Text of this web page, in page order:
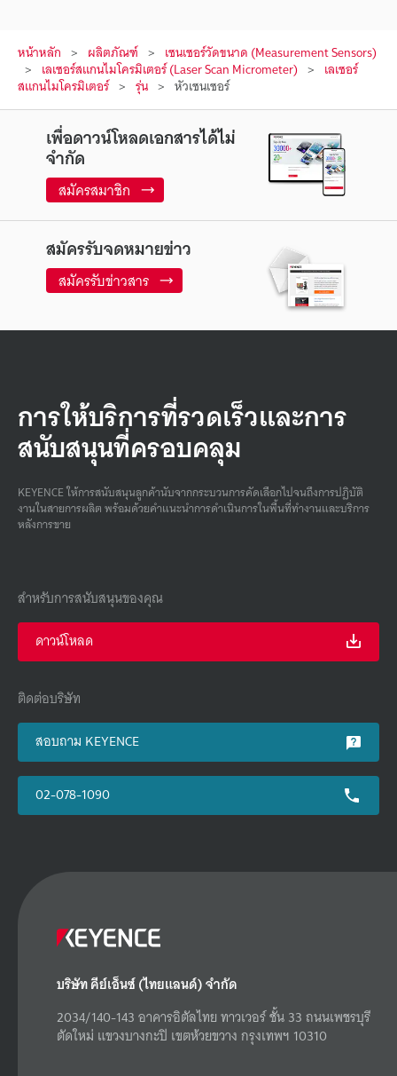
หน้าหลัก ผลิตภัณฑ์ เซนเซอร์วัดขนาด (Measurement Sensors)
เลเซอร์สแกนไมโครมิเตอร์ (Laser Scan Micrometer) เลเซอร์
สแกนไมโครมิเตอร์ รุ่น หัวเซนเซอร์
เพื่อดาวน์โหลดเอกสารได้ไม่
จำกัด
สมัครสมาชิก
สมัครรับจดหมายข่าว
สมัครรับข่าวสาร
การให้บริการที่รวดเร็วและการ
สนับสนุนที่ครอบคลุม
KEYENCE ให้การสนับสนุนลูกค้านับจากกระบวนการคัดเลือกไปจนถึงการปฏิบัติ
งานในสายการผลิต พร้อมด้วยคําแนะนําการดําเนินการในพื้นที่ทํางานและบริการ
หลังการขาย
สำหรับการสนับสนุนของคุณ
ดาวน์โหลด
ติดต่อบริษัท
สอบถาม KEYENCE
02-078-1090
บริษัท คีย์เอ็นซ์ (ไทยแลนด์) จำกัด
2034/140-143 อาคารอิตัลไทย ทาวเวอร์ ชั้น 33 ถนนเพชรบุรี
ตัดใหม่ แขวงบางกะปิ เขตห้วยขวาง กรุงเทพฯ 10310